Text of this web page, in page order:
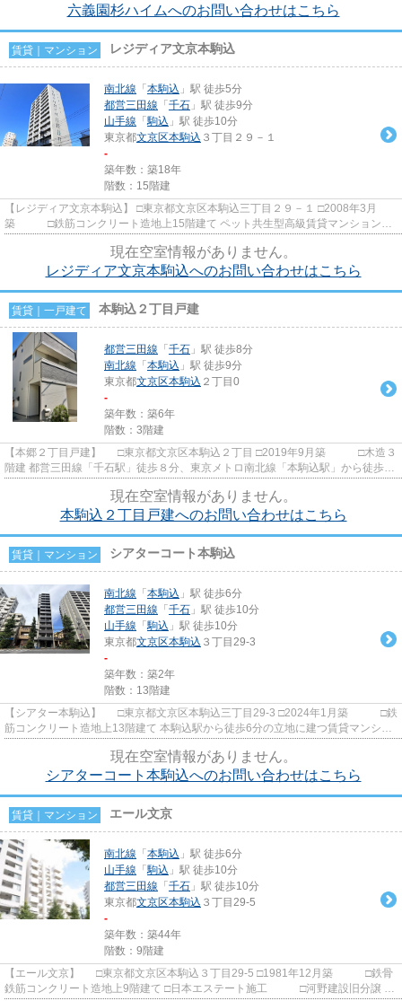
六義園杉ハイムへのお問い合わせはこちら
賃貸｜マンション レジディア文京本駒込
南北線 「 本駒込 」駅 徒歩5分
都営三田線 「 千石 」駅 徒歩9分
山手線 「駒込 」駅 徒歩10分
東京都文京区本駒込 ３丁目２９－１
-
築年数：築18年
階数：15階建
【レジディア文京本駒込】 □東京都文京区本駒込三丁目２９－１ □2008年3月
築 □鉄筋コンクリート造地上15階建て ペット共生型高級賃貸マンションの
現在空室情報がありません。
レジディア文京本駒込へのお問い合わせはこちら
賃貸｜一戸建て 本駒込２丁目戸建
都営三田線 「 千石 」駅 徒歩8分
南北線 「 本駒込 」駅 徒歩9分
東京都文京区本駒込 ２丁目0
-
築年数：築6年
階数：3階建
【本郷２丁目戸建】 □東京都文京区本駒込２丁目 □2019年9月築 □木造３
階建 都営三田線「千石駅」徒歩８分、東京メトロ南北線「本駒込駅」から徒歩９
現在空室情報がありません。
本駒込２丁目戸建へのお問い合わせはこちら
賃貸｜マンション シアターコート本駒込
南北線 「 本駒込 」駅 徒歩6分
都営三田線 「 千石 」駅 徒歩10分
山手線 「駒込 」駅 徒歩10分
東京都文京区本駒込 ３丁目29-3
-
築年数：築2年
階数：13階建
【シアター本駒込】 □東京都文京区本駒込三丁目29-3 □2024年1月築 □鉄
筋コンクリート造地上13階建て 本駒込駅から徒歩6分の立地に建つ賃貸マンショ
現在空室情報がありません。
シアターコート本駒込へのお問い合わせはこちら
賃貸｜マンション エール文京
南北線 「 本駒込 」駅 徒歩6分
山手線 「駒込 」駅 徒歩10分
都営三田線 「 千石 」駅 徒歩10分
東京都文京区本駒込 ３丁目29-5
-
築年数：築44年
階数：9階建
【エール文京】 □東京都文京区本駒込３丁目29-5 □1981年12月築 □鉄骨
鉄筋コンクリート造地上9階建て □日本エステート施工 □河野建設旧分譲 本